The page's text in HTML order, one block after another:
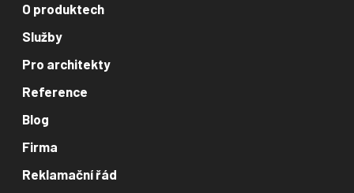
O produktech
Služby
Pro architekty
Reference
Blog
Firma
Reklamační řád